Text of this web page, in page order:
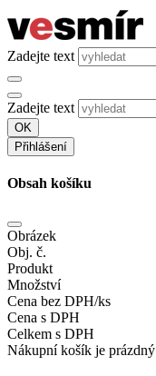
Zadejte text
Zadejte text
OK
Přihlášení
Obsah košíku
Obrázek
Obj. č.
Produkt
Množství
Cena bez DPH/ks
Cena s DPH
Celkem s DPH
Nákupní košík je prázdný